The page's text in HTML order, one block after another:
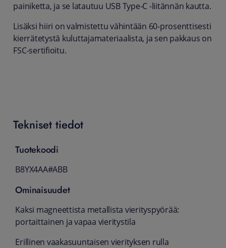
painiketta, ja se latautuu USB Type-C -liitännän kautta.
Lisäksi hiiri on valmistettu vähintään 60-prosenttisesti
kierrätetystä kuluttajamateriaalista, ja sen pakkaus on
FSC-sertifioitu.
Tekniset tiedot
Tuotekoodi
B8YX4AA#ABB
Ominaisuudet
Kaksi magneettista metallista vierityspyörää:
portaittainen ja vapaa vieritystila
Erillinen vaakasuuntaisen vierityksen rulla